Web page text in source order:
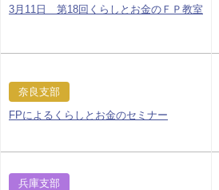
3月11日 第18回くらしとお金のＦＰ教室
奈良支部
FPによるくらしとお金のセミナー
兵庫支部